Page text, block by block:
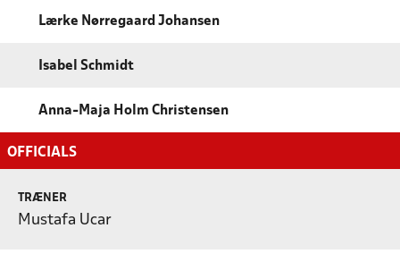
Lærke Nørregaard Johansen
Isabel Schmidt
Anna-Maja Holm Christensen
OFFICIALS
TRÆNER
Mustafa Ucar